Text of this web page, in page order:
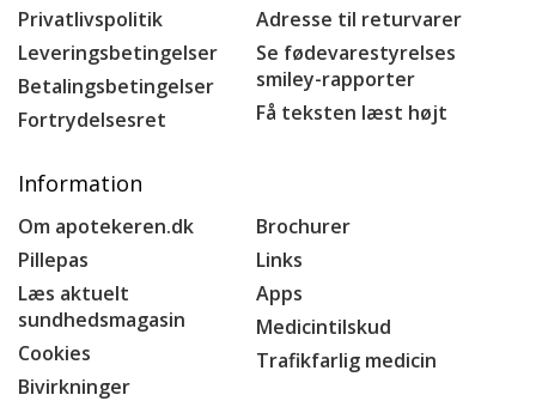
Privatlivspolitik
Leveringsbetingelser
Betalingsbetingelser
Fortrydelsesret
Adresse til returvarer
Se fødevarestyrelses
smiley-rapporter
Få teksten læst højt
Information
Om apotekeren.dk
Pillepas
Læs aktuelt
sundhedsmagasin
Cookies
Bivirkninger
Brochurer
Links
Apps
Medicintilskud
Trafikfarlig medicin